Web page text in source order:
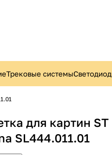
Трековые системы
для картин ST
SL444.011.01